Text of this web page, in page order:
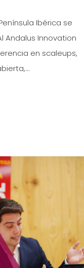
Ibérica se
Andalus Innovation
en scaleups,